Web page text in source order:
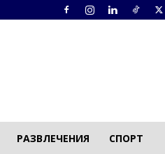
РАЗВЛЕЧЕНИЯ СПОРТ